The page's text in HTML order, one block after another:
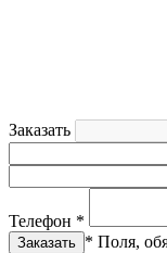
Заказать
Телефон *
* Поля,